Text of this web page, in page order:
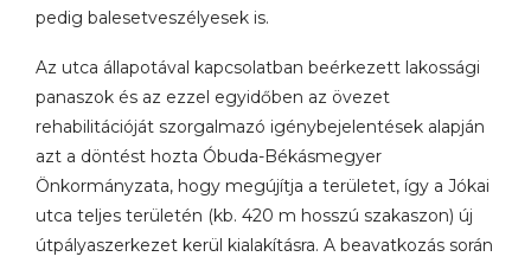
pedig balesetveszélyesek is.
Az utca állapotával kapcsolatban beérkezett lakossági
panaszok és az ezzel egyidőben az övezet
rehabilitációját szorgalmazó igénybejelentések alapján
azt a döntést hozta Óbuda-Békásmegyer
Önkormányzata, hogy megújítja a területet, így a Jókai
utca teljes területén (kb. 420 m hosszú szakaszon) új
útpályaszerkezet kerül kialakításra. A beavatkozás során